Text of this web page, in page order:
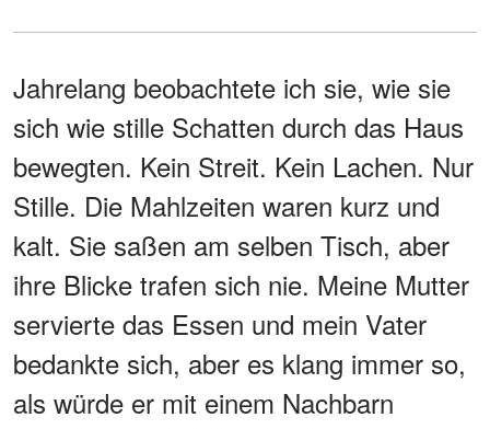
Jahrelang beobachtete ich sie, wie sie
sich wie stille Schatten durch das Haus
bewegten. Kein Streit. Kein Lachen. Nur
Stille. Die Mahlzeiten waren kurz und
kalt. Sie saßen am selben Tisch, aber
ihre Blicke trafen sich nie. Meine Mutter
servierte das Essen und mein Vater
bedankte sich, aber es klang immer so,
als würde er mit einem Nachbarn